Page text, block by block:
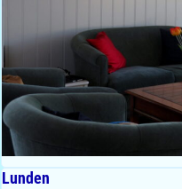
Lunden